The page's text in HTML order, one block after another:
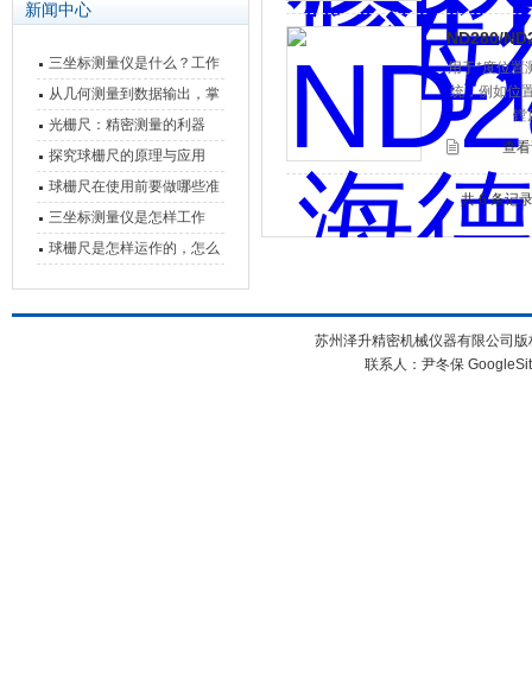
新闻中心
三坐标测量仪是什么？工作
原理、分类与核心功能一次
讲清
从几何测量到数据输出，掌
握万濠影像测量仪的六大核
心能力
光栅尺：精密测量的利器
探究球栅尺的原理与应用
球栅尺在使用前要做哪些准
备工作？
三坐标测量仪是怎样工作
的，功能有什么优势？
球栅尺是怎样运作的，怎么
ND280/
用于*度位置
统，例如位
镗
查
共 6 条记
苏州泽升精密机械仪器有限公司
联系人：尹冬保